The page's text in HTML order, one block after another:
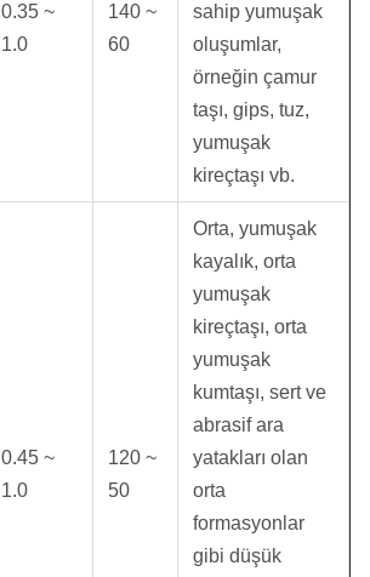
0.35 ~
1.0
140 ~
60
sahip yumuşak
oluşumlar,
örneğin çamur
taşı, gips, tuz,
yumuşak
kireçtaşı vb.
0.45 ~
1.0
120 ~
50
Orta, yumuşak
kayalık, orta
yumuşak
kireçtaşı, orta
yumuşak
kumtaşı, sert ve
abrasif ara
yatakları olan
orta
formasyonlar
gibi düşük